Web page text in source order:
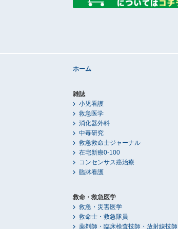
ホーム
雑誌
小児看護
救急医学
消化器外科
中毒研究
救急救命士ジャーナル
在宅新療0-100
コンセンサス癌治療
臨牀看護
救命・救急医学
救急・災害医学
救命士・救急隊員
薬剤師・臨床検査技師・放射線技師